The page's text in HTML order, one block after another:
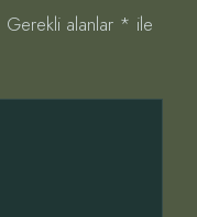
Gerekli alanlar * ile